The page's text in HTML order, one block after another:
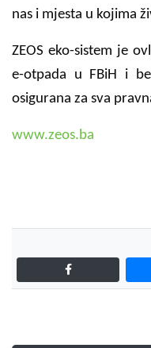
nas i mjesta u kojima
ZEOS eko-sistem je
e-otpada u FBiH i
osigurana za sva
www.zeos.ba